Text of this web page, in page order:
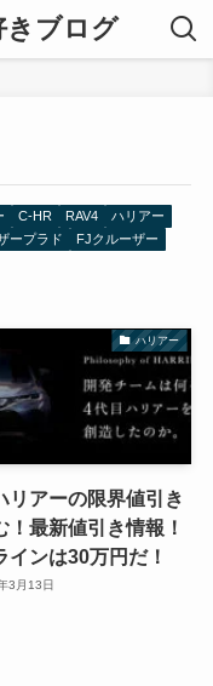
きブログ
C-HR RAV4
ハリアー
ープラド FJクルーザー
ハリアー
リアーの限界値引き
！最新値引き情報！
インは30万円だ！
3月13日